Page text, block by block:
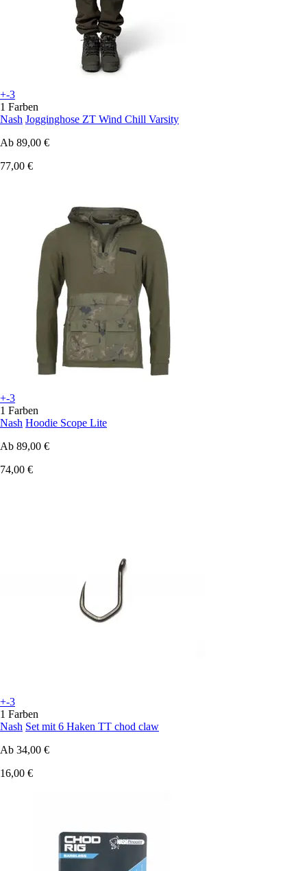
+-3
1 Farben
Nash Jogginghose ZT Wind Chill Varsity
Ab 89,00 €
77,00 €
+-3
1 Farben
Nash Hoodie Scope Lite
Ab 89,00 €
74,00 €
+-3
1 Farben
Nash Set mit 6 Haken TT chod claw
Ab 34,00 €
16,00 €